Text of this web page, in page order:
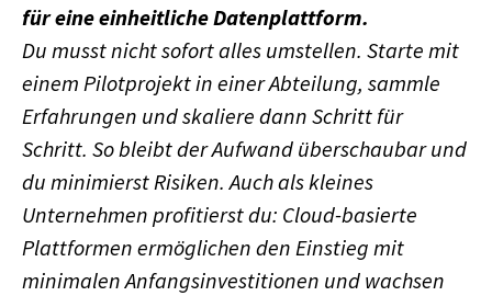
für eine einheitliche Datenplattform.
Du musst nicht sofort alles umstellen. Starte mit
einem Pilotprojekt in einer Abteilung, sammle
Erfahrungen und skaliere dann Schritt für
Schritt. So bleibt der Aufwand überschaubar und
du minimierst Risiken. Auch als kleines
Unternehmen profitierst du: Cloud-basierte
Plattformen ermöglichen den Einstieg mit
minimalen Anfangsinvestitionen und wachsen